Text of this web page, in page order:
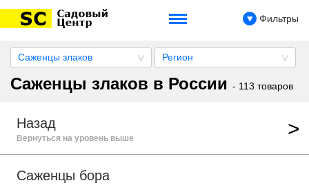
Фильтры
Саженцы злаков Регион
Саженцы злаков в России - 113 товаров
Назад
Вернуться на уровень выше
Саженцы бора